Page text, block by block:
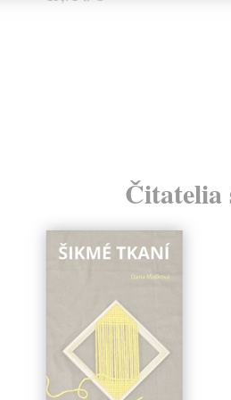
Čitatelia